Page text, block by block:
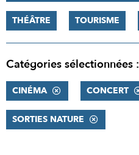
THÉÂTRE TOURISME
Catégories sélectionnées :
CINÉMA CONCERT
SORTIES NATURE